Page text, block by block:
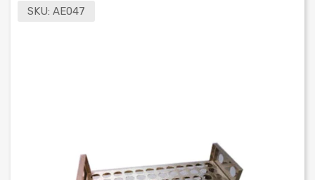
SKU: AE047